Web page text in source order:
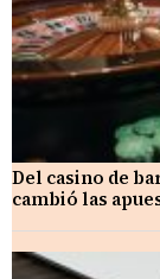
Del casino de
cambió las